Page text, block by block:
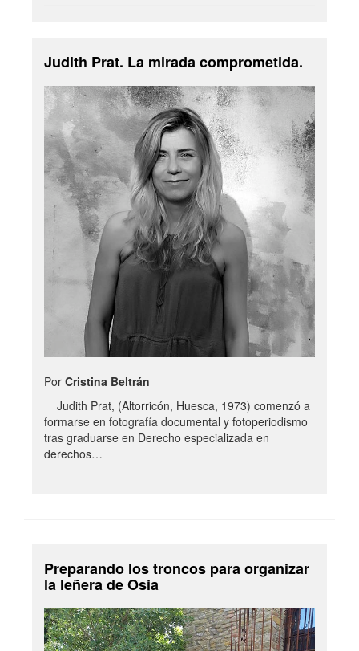
Judith Prat. La mirada comprometida.
Por Cristina Beltrán
Judith Prat, (Altorricón, Huesca, 1973) comenzó a
formarse en fotografía documental y fotoperiodismo
tras graduarse en Derecho especializada en
derechos…
Preparando los troncos para organizar
la leñera de Osia